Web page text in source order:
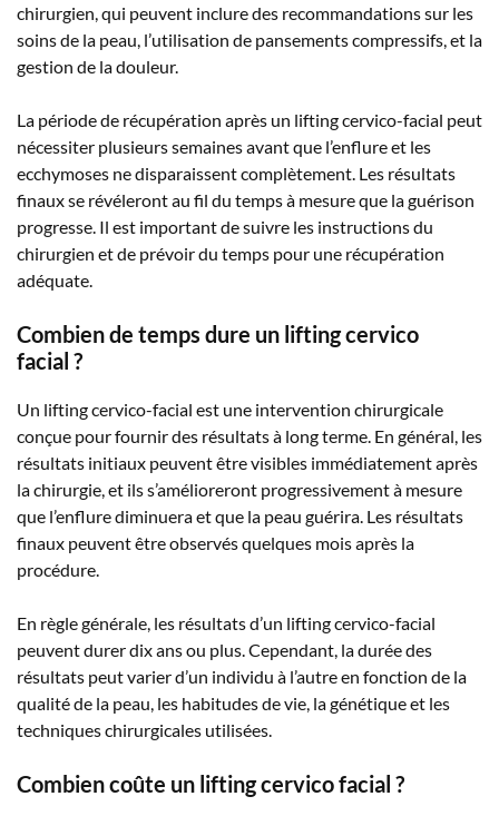
chirurgien, qui peuvent inclure des recommandations sur les
soins de la peau, l’utilisation de pansements compressifs, et la
gestion de la douleur.
La période de récupération après un lifting cervico-facial peut
nécessiter plusieurs semaines avant que l’enflure et les
ecchymoses ne disparaissent complètement. Les résultats
finaux se révéleront au fil du temps à mesure que la guérison
progresse. Il est important de suivre les instructions du
chirurgien et de prévoir du temps pour une récupération
adéquate.
Combien de temps dure un lifting cervico
facial ?
Un lifting cervico-facial est une intervention chirurgicale
conçue pour fournir des résultats à long terme. En général, les
résultats initiaux peuvent être visibles immédiatement après
la chirurgie, et ils s’amélioreront progressivement à mesure
que l’enflure diminuera et que la peau guérira. Les résultats
finaux peuvent être observés quelques mois après la
procédure.
En règle générale, les résultats d’un lifting cervico-facial
peuvent durer dix ans ou plus. Cependant, la durée des
résultats peut varier d’un individu à l’autre en fonction de la
qualité de la peau, les habitudes de vie, la génétique et les
techniques chirurgicales utilisées.
Combien coûte un lifting cervico facial ?